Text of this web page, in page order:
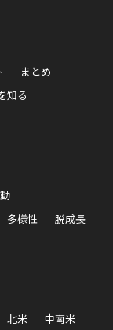
まとめ
知る
多様性 脱成長
北米 中南米